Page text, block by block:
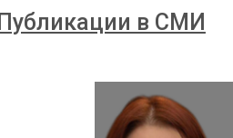
Публикации в СМИ